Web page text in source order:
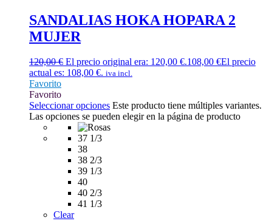
SANDALIAS HOKA HOPARA 2
MUJER
120,00€ El precio original era: 120,00 €.108,00 €El precio
actual es: 108,00 €. iva incl.
Favorito
Favorito
Seleccionar opciones Este producto tiene múltiples variantes.
Las opciones se pueden elegir en la página de producto
37 1/3
38
38 2/3
39 1/3
40
40 2/3
41 1/3
Clear